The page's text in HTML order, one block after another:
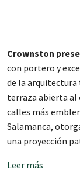
Crownston
con portero y
de la
terraza abierta al
calles más
Salamanca,
una proyección
Leer más